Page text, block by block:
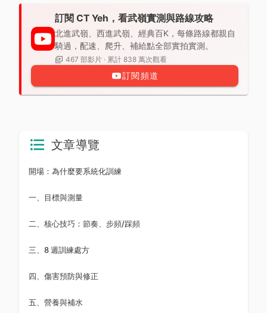
訂閱 CT Yeh，看武嶺實測與路線攻略
北進武嶺、西進武嶺、經典百K，每條路線都親自
騎過，配速、爬升、補給點全部實拍實測。
467 部影片 · 累計 838 萬次觀看
訂閱頻道
文章導覽
開場：為什麼要系統化訓練
一、目標與測量
二、核心技巧：節奏、步頻/踩頻
三、8 週訓練處方
四、傷害預防與修正
五、營養與補水